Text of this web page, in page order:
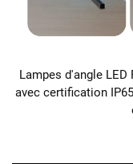
Lampes d'angle
avec certification